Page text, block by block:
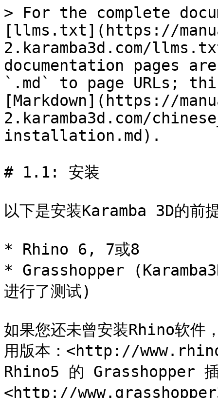
> For the complete
[llms.txt](https://
2.karamba3d.com/
documentation pages
`.md` to page URLs;
[Markdown](https://
2.karamba3d.com/
installation.md).
# 1.1: 安装
以下是安装Karamba 3D的前
* Rhino 6, 7或8
* Grasshopper
进行了测试)
如果您还未曾安装Rhino软件
用版本：<http://
Rhino5 的 Grasshopper 插
<http://